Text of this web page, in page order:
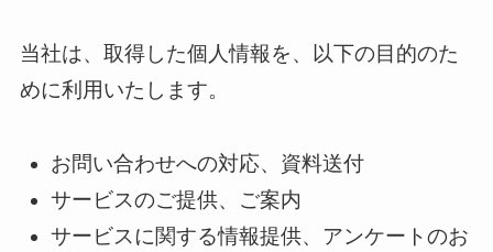
当社は、取得した個人情報を、以下の目的のた
めに利用いたします。
お問い合わせへの対応、資料送付
サービスのご提供、ご案内
サービスに関する情報提供、アンケートのお